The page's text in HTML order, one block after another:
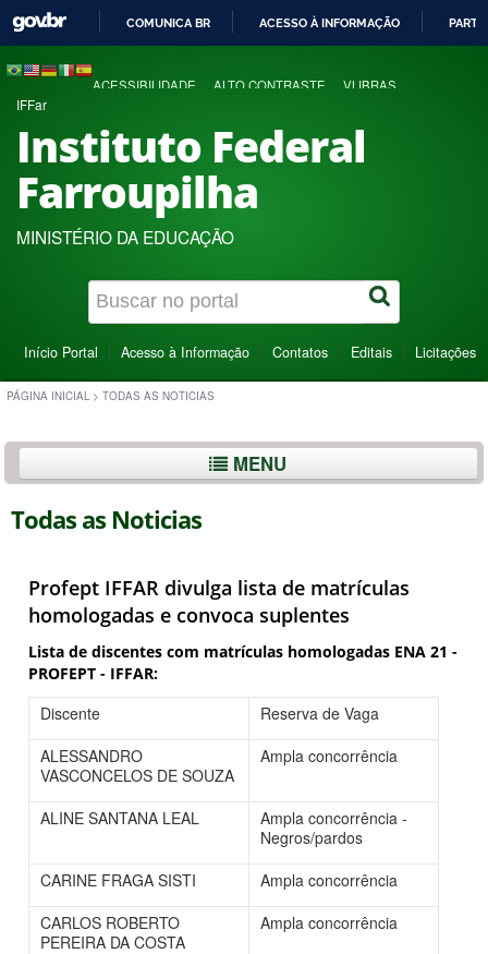
COMUNICA BR ACESSO À INFORMAÇÃO
ACESSIBILIDADE ALTO CONTRASTE VLIBRAS
IFFar
Instituto Federal
Farroupilha
MINISTÉRIO DA EDUCAÇÃO
Início Portal Acesso à Informação Contatos Editais Licitações
PÁGINA INICIAL > TODAS AS NOTICIAS
MENU
Todas as Noticias
Profept IFFAR divulga lista de matrículas
homologadas e convoca suplentes
Lista de discentes com matrículas homologadas ENA 21 -
PROFEPT - IFFAR:
Discente
Reserva de Vaga
ALESSANDRO
VASCONCELOS DE SOUZA
Ampla concorrência
ALINE SANTANA LEAL
Ampla concorrência -
Negros/pardos
CARINE FRAGA SISTI
Ampla concorrência
CARLOS ROBERTO
PEREIRA DA COSTA
Ampla concorrência